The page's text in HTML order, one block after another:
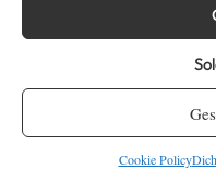
Cookie Policy
Masters
rimonta